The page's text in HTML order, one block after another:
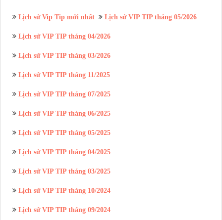
Lịch sử Vip Tip mới nhất Lịch sử VIP TIP tháng 05/2026
Lịch sử VIP TIP tháng 04/2026
Lịch sử VIP TIP tháng 03/2026
Lịch sử VIP TIP tháng 11/2025
Lịch sử VIP TIP tháng 07/2025
Lịch sử VIP TIP tháng 06/2025
Lịch sử VIP TIP tháng 05/2025
Lịch sử VIP TIP tháng 04/2025
Lịch sử VIP TIP tháng 03/2025
Lịch sử VIP TIP tháng 10/2024
Lịch sử VIP TIP tháng 09/2024